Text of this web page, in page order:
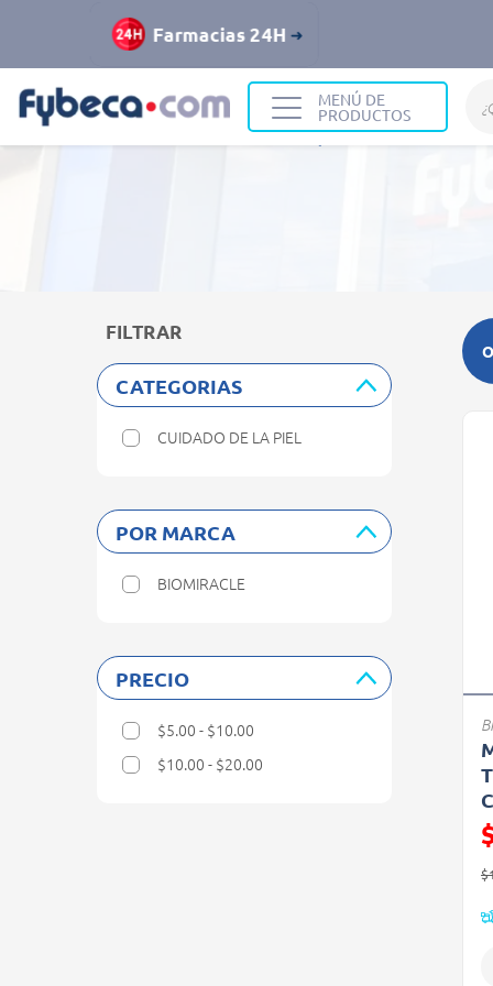
Farmacias 24H
MENÚ DE
PRODUCTOS
Resultados de búsqueda
FILTRAR
CATEGORIAS
CUIDADO DE LA PIEL
Refine by Categorias: Cuidado de la Piel
POR MARCA
BIOMIRACLE
Refine by Por marca: BIOMIRACLE
PRECIO
$5.00 - $10.00
Refine by Precio: $5.00 - $10.00
$10.00 - $20.00
Refine by Precio: $10.00 - $20.00